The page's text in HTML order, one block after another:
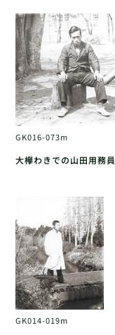
GK016-073m
大欅わきでの山田用務員
GK014-019m